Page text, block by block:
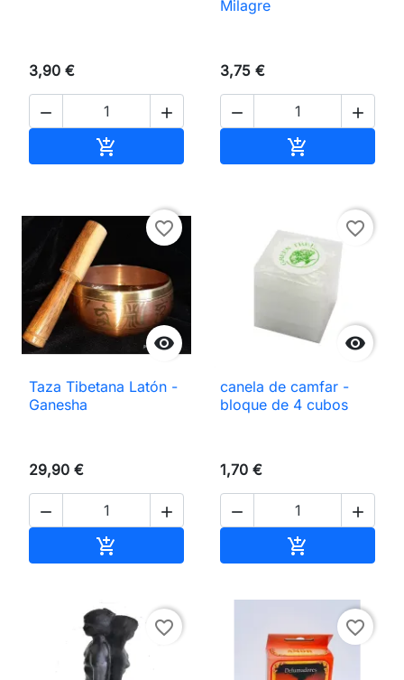
3,90 €
 

Milagre
3,75 €
 


favorite_border
Taza Tibetana Latón -
Ganesha
29,90 €
 


favorite_border
canela de camfar -
bloque de 4 cubos
1,70 €
 

favorite_border favorite_border